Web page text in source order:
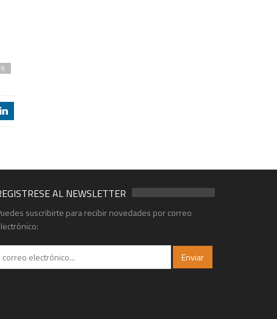
j
AL NEWSLETTER
suscribirte para recibir novedades por correo